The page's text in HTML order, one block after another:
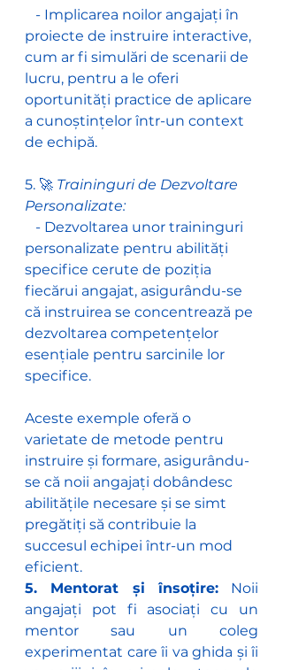
proiecte de instruire interactive,
cum ar fi simulări de scenarii de
lucru, pentru a le oferi
oportunități practice de aplicare
a cunoștințelor într-un context
de echipă.
5. 🚀 Traininguri de Dezvoltare
Personalizate:
personalizate pentru abilități
specifice cerute de poziția
fiecărui angajat, asigurându-se
că instruirea se concentrează pe
dezvoltarea competențelor
esențiale pentru sarcinile lor
specifice.
Aceste exemple oferă o
varietate de metode pentru
instruire și formare, asigurându-
se că noii angajați dobândesc
abilitățile necesare și se simt
pregătiți să contribuie la
succesul echipei într-un mod
eficient.
5. Mentorat și însoțire: Noii
angajați pot fi asociați cu un
mentor sau un coleg
experimentat care îi va ghida și îi